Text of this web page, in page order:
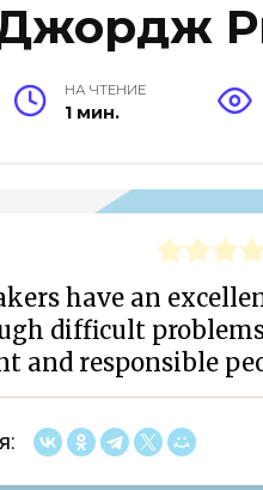
НА ЧТЕНИЕ
1 мин.
have an
difficult
and responsible